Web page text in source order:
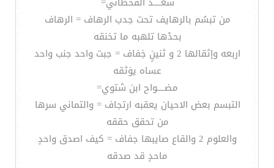
من تبسُم بالرهايف تحت حِدب الرهاف = الرهاف
بحدْها تلهبه ما تخنقه
اربعه وإثقالها 2 و ثنينٍ خِفاف = جبت واحد جنب واحد
عساه يوَثقه
مضــــواح ابن شتوي=
التبسم بعض الاحيان يعقبه ارتجاف = والتماني سرها
من تحقق حققه
والعلوم 2 والقاع صايبها جفاف = كيف اصدق واحدٍ
ماحدٍ قد صدقه